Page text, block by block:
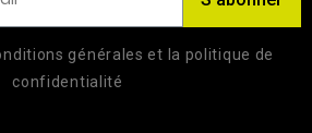
générales et la politique de
confidentialité